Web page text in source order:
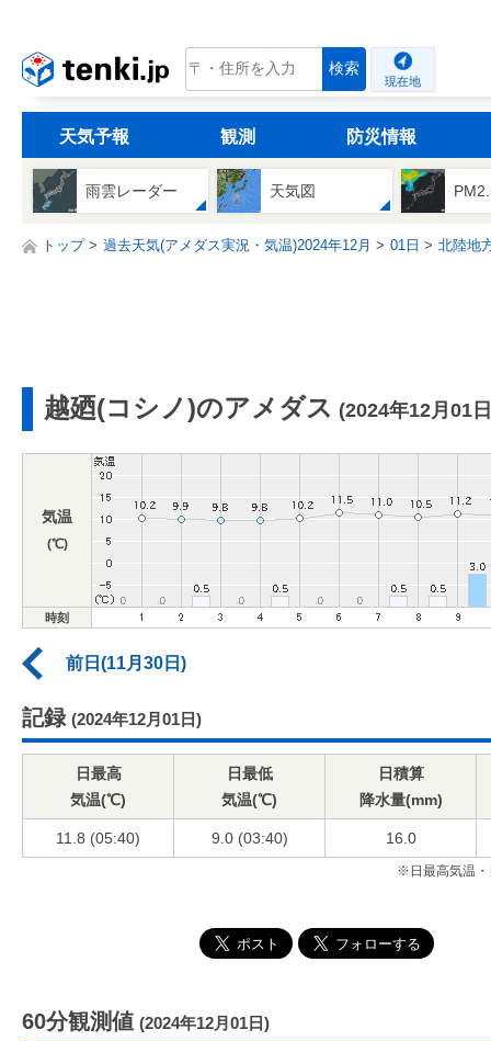
tenki.jp 検索
現在地
天気予報 観測 防災情報
雨雲レーダー 天気図
トップ 過去天気(アメダス実況・気温)2024年12月 01日 北陸地
越廼(コシノ)のアメダス (2024年12月01
気温
(℃)
時刻
前日(11月30日)
記録 (2024年12月01日)
日最高
気温(℃)
日最低
気温(℃)
日積算
降水量(mm)
11.8 (05:40) 9.0 (03:40) 16.0
※日最高気温・
60分観測値 (2024年12月01日)